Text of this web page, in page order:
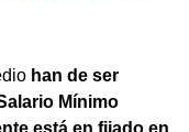
han de ser
Mínimo